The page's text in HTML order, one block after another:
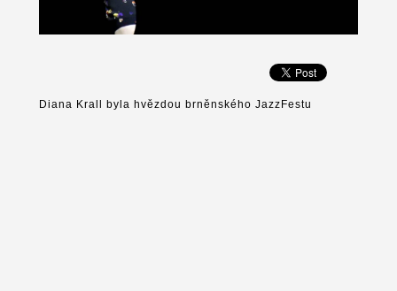
Diana Krall byla hvězdou brněnského JazzFestu